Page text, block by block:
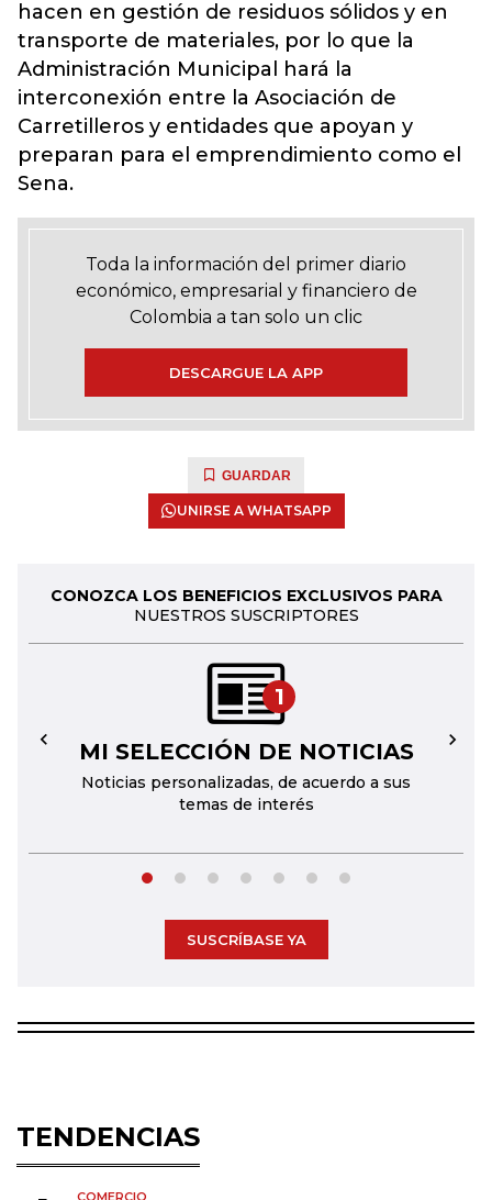
hacen en gestión de residuos sólidos y en
transporte de materiales, por lo que la
Administración Municipal hará la
interconexión entre la Asociación de
Carretilleros y entidades que apoyan y
preparan para el emprendimiento como el
Sena.
Toda la información del primer diario
económico, empresarial y financiero de
Colombia a tan solo un clic
DESCARGUE LA APP
GUARDAR
UNIRSE A WHATSAPP
CONOZCA LOS BENEFICIOS EXCLUSIVOS PARA
NUESTROS SUSCRIPTORES
1
MI SELECCIÓN DE NOTICIAS
Noticias personalizadas, de acuerdo a sus
temas de interés
← →
SUSCRÍBASE YA
TENDENCIAS
COMERCIO